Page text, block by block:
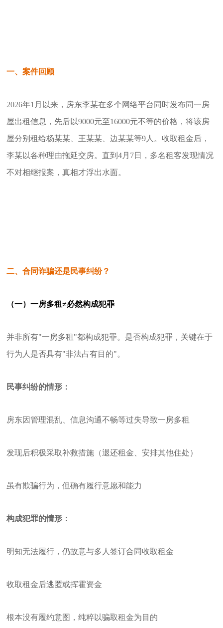
一、案件回顾
2026年1月以来，房东李某在多个网络平台同时发布同一房
屋出租信息，先后以9000元至16000元不等的价格，将该房
屋分别租给杨某某、王某某、边某某等9人。收取租金后，
李某以各种理由拖延交房。直到4月7日，多名租客发现情况
不对相继报案，真相才浮出水面。
二、合同诈骗还是民事纠纷？
（一）一房多租≠必然构成犯罪
并非所有"一房多租"都构成犯罪。是否构成犯罪，关键在于
行为人是否具有"非法占有目的"。
民事纠纷的情形：
房东因管理混乱、信息沟通不畅等过失导致一房多租
发现后积极采取补救措施（退还租金、安排其他住处）
虽有欺骗行为，但确有履行意愿和能力
构成犯罪的情形：
明知无法履行，仍故意与多人签订合同收取租金
收取租金后逃匿或挥霍资金
根本没有履约意图，纯粹以骗取租金为目的